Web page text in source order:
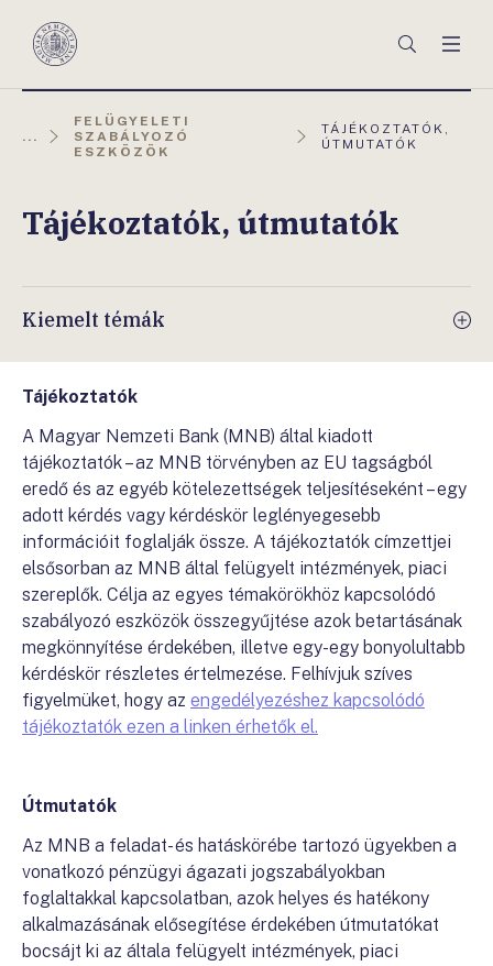
Magyar
Keresés
...
FELÜGYELETI
SZABÁLYOZÓ
ESZKÖZÖK
AKTUÁLIS
OLDAL:
TÁJÉKOZTATÓK,
ÚTMUTATÓK
Tájékoztatók, útmutatók
Kiemelt témák
Tájékoztatók
A Magyar Nemzeti Bank (MNB) által kiadott
tájékoztatók – az MNB törvényben az EU tagságból
eredő és az egyéb kötelezettségek teljesítéseként – egy
adott kérdés vagy kérdéskör leglényegesebb
információit foglalják össze. A tájékoztatók címzettjei
elsősorban az MNB által felügyelt intézmények, piaci
szereplők. Célja az egyes témakörökhöz kapcsolódó
szabályozó eszközök összegyűjtése azok betartásának
megkönnyítése érdekében, illetve egy-egy bonyolultabb
kérdéskör részletes értelmezése. Felhívjuk szíves
figyelmüket, hogy az engedélyezéshez kapcsolódó
tájékoztatók ezen a linken érhetők el.
Útmutatók
Az MNB a feladat- és hatáskörébe tartozó ügyekben a
vonatkozó pénzügyi ágazati jogszabályokban
foglaltakkal kapcsolatban, azok helyes és hatékony
alkalmazásának elősegítése érdekében útmutatókat
bocsájt ki az általa felügyelt intézmények, piaci